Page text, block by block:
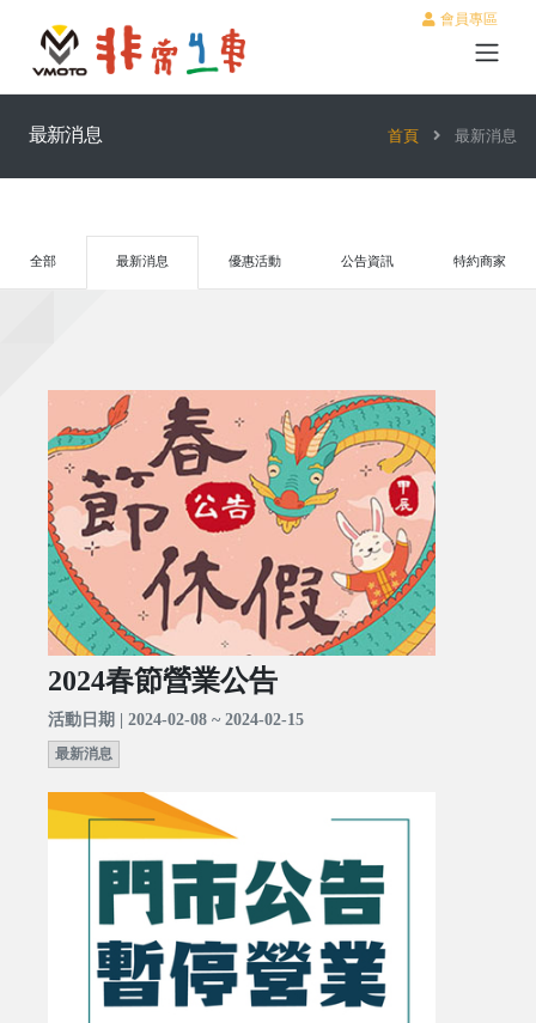
會員專區
最新消息 首頁 最新消息
全部 最新消息 優惠活動 公告資訊 特約商家
2024春節營業公告
活動日期 | 2024-02-08 ~ 2024-02-15
最新消息